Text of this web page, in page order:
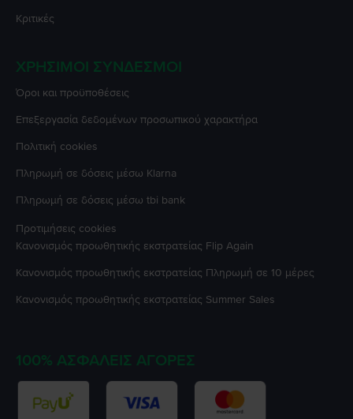
Κριτικές
ΧΡΉΣΙΜΟΙ ΣΎΝΔΕΣΜΟΙ
Όροι και προϋποθέσεις
Επεξεργασία δεδομένων προσωπικού χαρακτήρα
Πολιτική cookies
Πληρωμή σε δόσεις μέσω Klarna
Πληρωμή σε δόσεις μέσω tbi bank
Προτιμήσεις cookies
Κανονισμός προωθητικής εκστρατείας Flip Again
Κανονισμός προωθητικής εκστρατείας Πληρωμή σε 10 μέρες
Κανονισμός προωθητικής εκστρατείας Summer Sales
100% ΑΣΦΑΛΕΊΣ ΑΓΟΡΈΣ